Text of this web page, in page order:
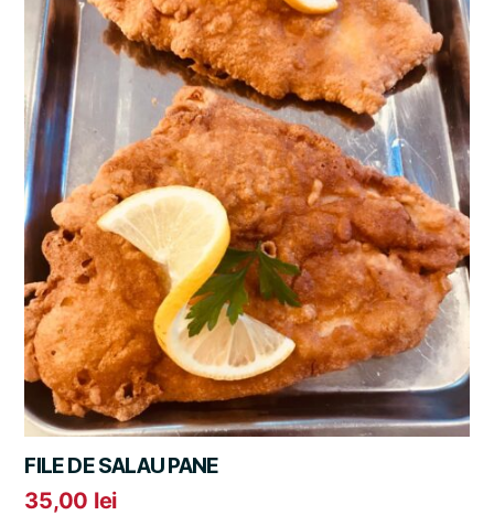
FILE DE SALAU PANE
35,00 lei